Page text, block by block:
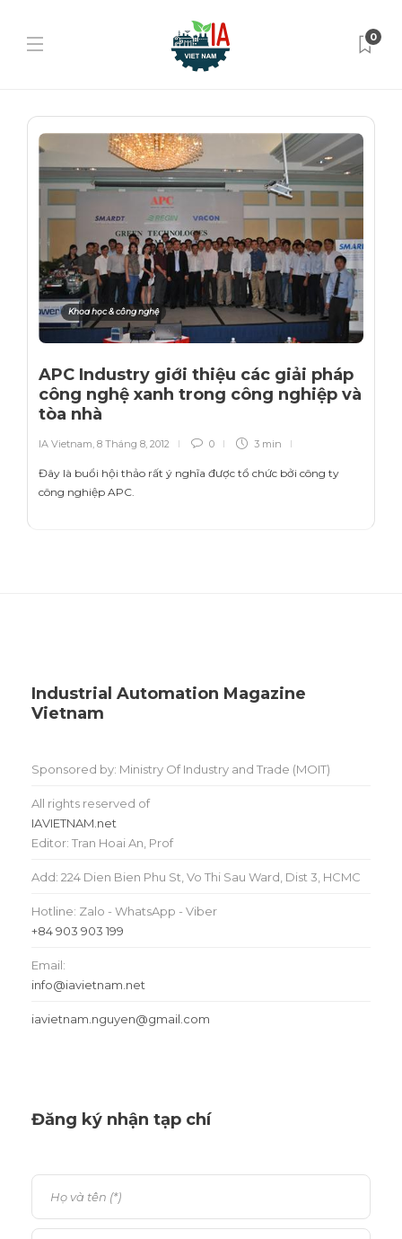
0
Khoa học & công nghệ
APC Industry giới thiệu các giải pháp
công nghệ xanh trong công nghiệp và
tòa nhà
IA Vietnam 8 Tháng 8, 2012 0 3 min
Đây là buổi hội thảo rất ý nghĩa được tổ chức bởi công ty
công nghiệp APC.
Industrial Automation Magazine
Vietnam
Sponsored by: Ministry Of Industry and Trade (MOIT)
All rights reserved of
IAVIETNAM.net
Editor: Tran Hoai An, Prof
Add: 224 Dien Bien Phu St, Vo Thi Sau Ward, Dist 3, HCMC
Hotline: Zalo - WhatsApp - Viber
+84 903 903 199
Email:
info@iavietnam.net
iavietnam.nguyen@gmail.com
Đăng ký nhận tạp chí